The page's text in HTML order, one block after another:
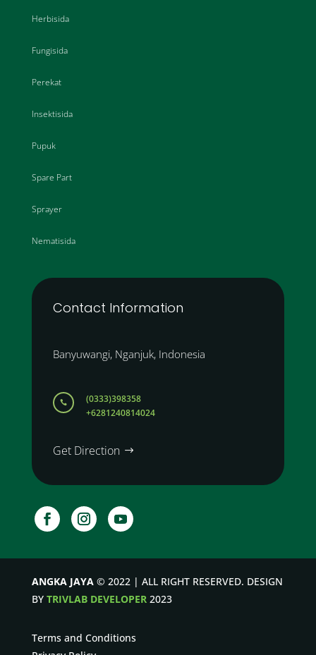
Herbisida
Fungisida
Perekat
Insektisida
Pupuk
Spare Part
Sprayer
Nematisida
Contact Information
Banyuwangi, Nganjuk, Indonesia

(0333)398358
+6281240814024
Get Direction
ANGKA JAYA© 2022 | ALL RIGHT RESERVED. DESIGN
BY TRIVLAB DEVELOPER2023
Terms and Conditions